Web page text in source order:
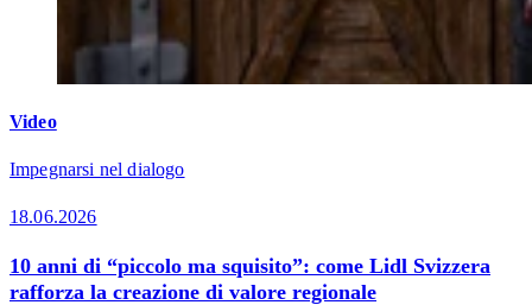
Video
Impegnarsi nel dialogo
18.06.2026
10 anni di “piccolo ma squisito”: come Lidl Svizzera
rafforza la creazione di valore regionale